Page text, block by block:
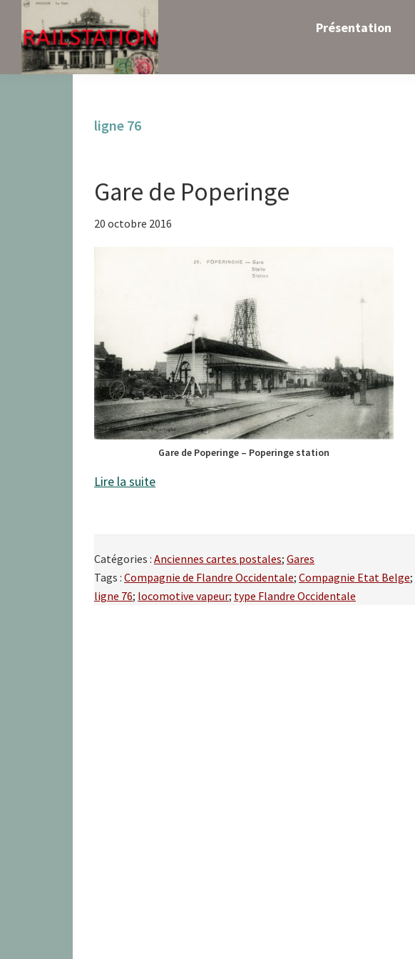
primary
navigation
main
content
primary
sidebar
Présentation
ligne 76
Gare de Poperinge
20 octobre 2016
Gare de Poperinge – Poperinge station
Lire la suite
Catégories : Anciennes cartes postales; Gares
Tags : Compagnie de Flandre Occidentale; Compagnie Etat Belge;
ligne 76; locomotive vapeur; type Flandre Occidentale